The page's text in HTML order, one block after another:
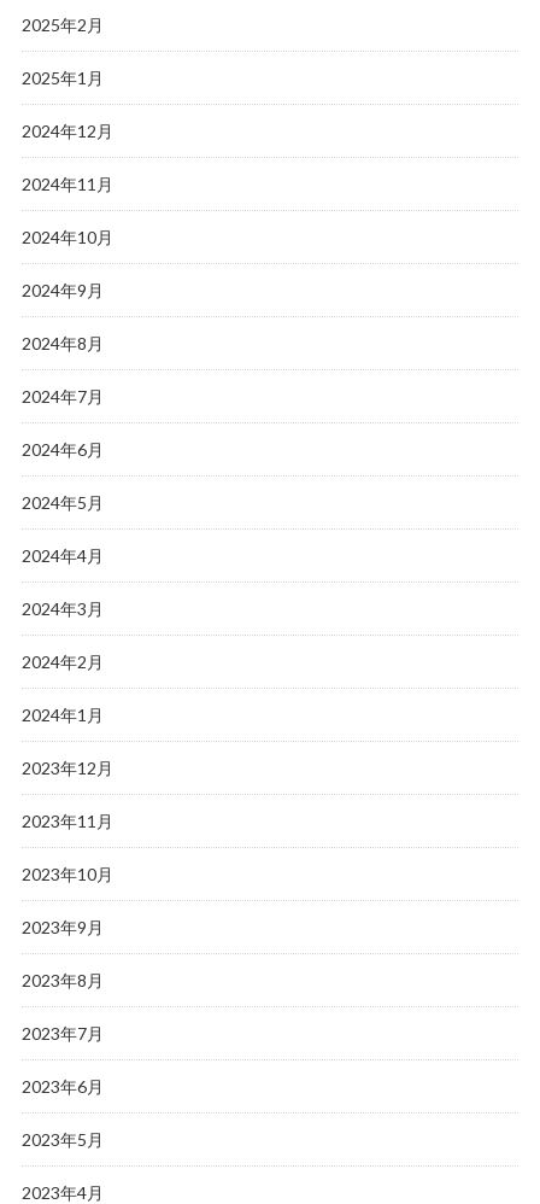
2025年2月
2025年1月
2024年12月
2024年11月
2024年10月
2024年9月
2024年8月
2024年7月
2024年6月
2024年5月
2024年4月
2024年3月
2024年2月
2024年1月
2023年12月
2023年11月
2023年10月
2023年9月
2023年8月
2023年7月
2023年6月
2023年5月
2023年4月